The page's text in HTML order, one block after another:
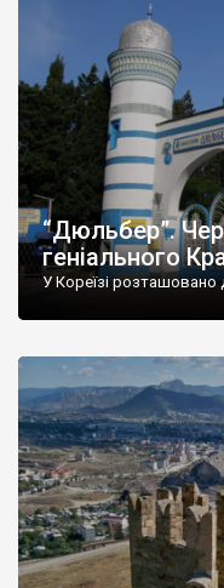
“Дюльбер”.
геніального
У Кореїзі розташовано